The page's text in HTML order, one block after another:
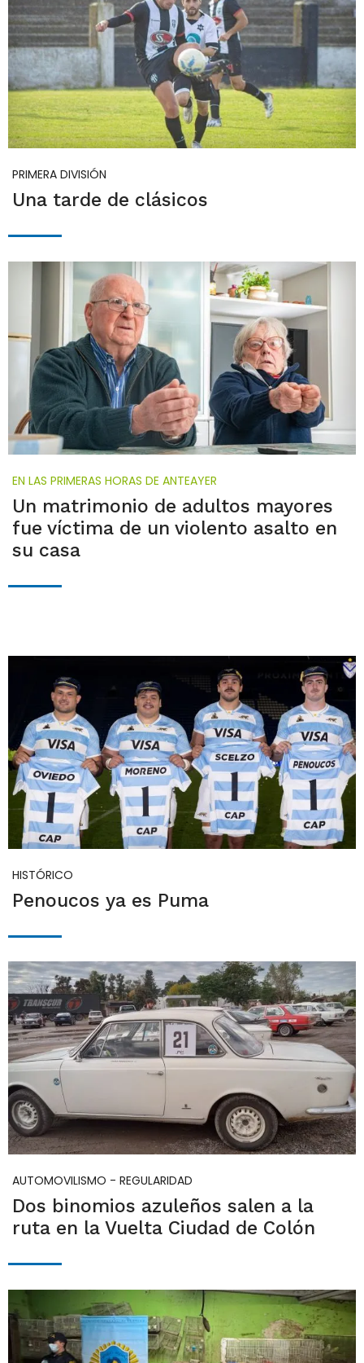
PRIMERA DIVISIÓN
Una tarde de clásicos
EN LAS PRIMERAS HORAS DE ANTEAYER
Un matrimonio de adultos mayores
fue víctima de un violento asalto en
su casa
HISTÓRICO
Penoucos ya es Puma
AUTOMOVILISMO - REGULARIDAD
Dos binomios azuleños salen a la
ruta en la Vuelta Ciudad de Colón